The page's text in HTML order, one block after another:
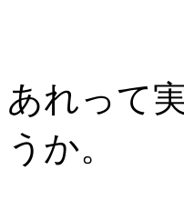
あれって
うか。